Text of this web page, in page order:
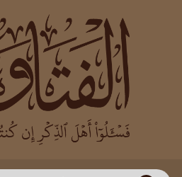
العالم
بن باز
بن العثيمين
اللجنة الدائمة